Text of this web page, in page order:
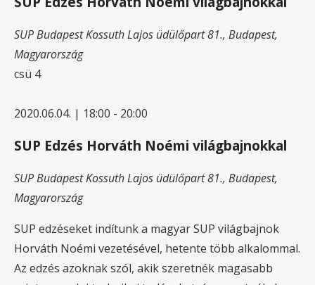
SUP BudapestKossuth Lajos üdülőpart 81., Budapest,
Magyarország
csü 4
2020.06.04. | 18:00 - 20:00
SUP Edzés Horváth Noémi világbajnokkal
SUP BudapestKossuth Lajos üdülőpart 81., Budapest,
Magyarország
SUP edzéseket indítunk a magyar SUP világbajnok
Horváth Noémi vezetésével, hetente több alkalommal.
Az edzés azoknak szól, akik szeretnék magasabb